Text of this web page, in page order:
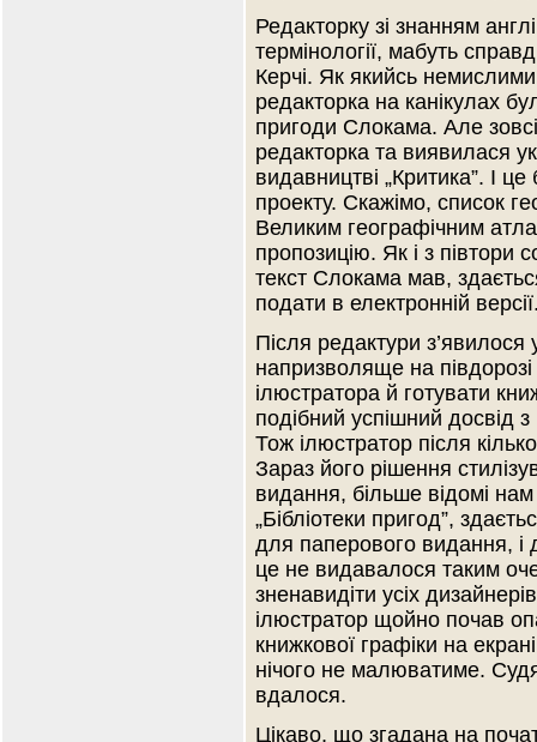
Редакторку зі знанням
термінології, мабуть
Керчі. Як якийсь
редакторка на канікулах
пригоди Слокама. Але
редакторка та виявилася
видавництві „Критика”. І
проекту. Скажімо, список
Великим географічним
пропозицію. Як і з півтори
текст Слокама мав,
подати в електронній
Після редактури
напризволяще на
ілюстратора й готувати
подібний успішний досвід
Тож ілюстратор після
Зараз його рішення
видання, більше відомі
„Бібліотеки пригод”,
для паперового видання, і
це не видавалося таким
зненавидіти усіх
ілюстратор щойно почав
книжкової графіки на
нічого не малюватиме.
вдалося.
Цікаво, що згадана на